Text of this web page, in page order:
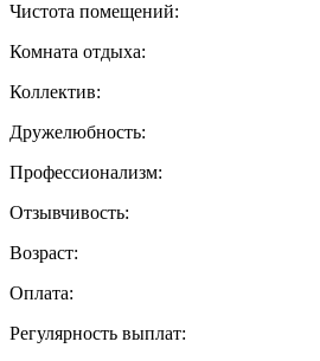
Чистота помещений:
Комната отдыха:
Коллектив:
Дружелюбность:
Профессионализм:
Отзывчивость:
Возраст:
Оплата:
Регулярность выплат: